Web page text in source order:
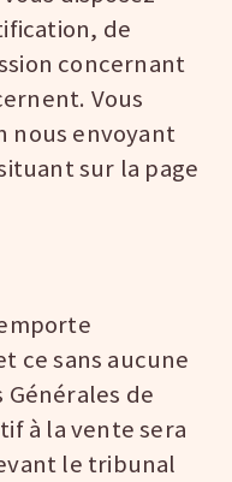
de
concernant
Vous
nous envoyant
sur la page
ce sans aucune
de
à la vente sera
le tribunal